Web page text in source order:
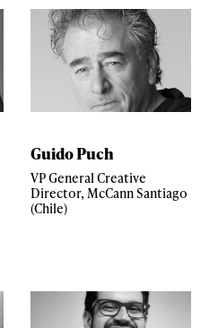
Guido Puch
VP General Creative
Director, McCann Santiago
(Chile)